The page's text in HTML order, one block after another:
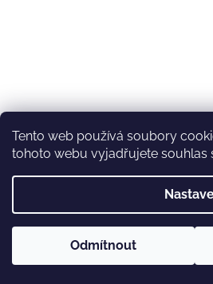
Tento web používá soubory
tohoto webu vyjadřujete souhlas
Odmítnout